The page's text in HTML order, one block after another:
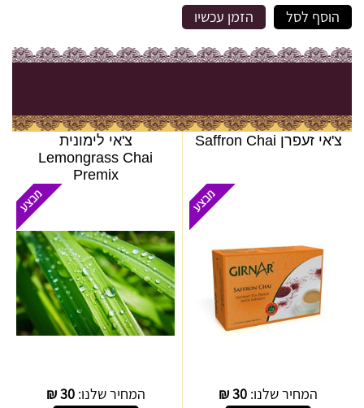
הוסף לסל
הזמן עכשיו
צ'אי זעפרן Saffron Chai
המחיר שלנו: 30
₪
צ'אי לימונית
Lemongrass Chai
Premix
המחיר שלנו:30
₪